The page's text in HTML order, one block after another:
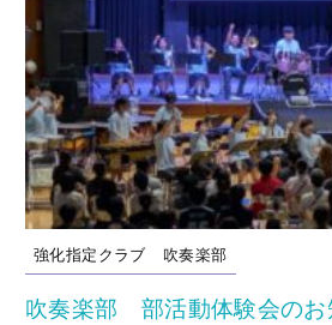
強化指定クラブ 吹奏楽部
吹奏楽部 部活動体験会のお